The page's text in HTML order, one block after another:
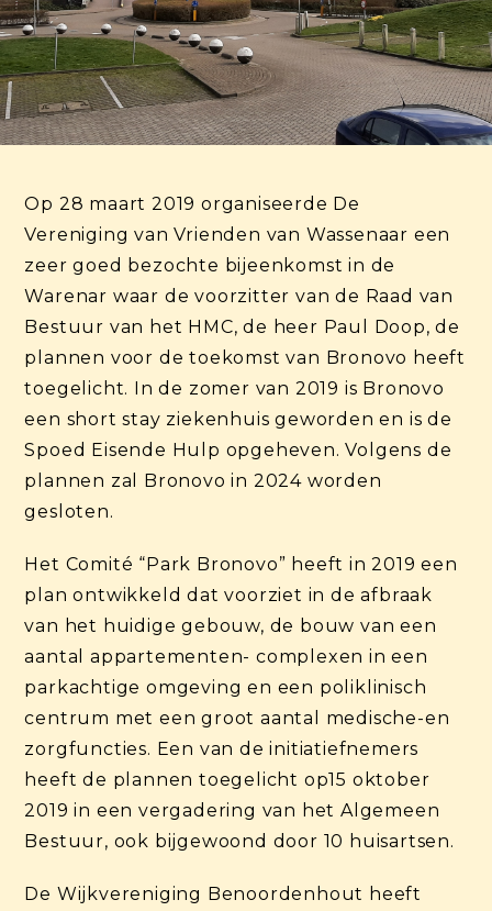
Op 28 maart 2019 organiseerde De
Vereniging van Vrienden van Wassenaar een
zeer goed bezochte bijeenkomst in de
Warenar waar de voorzitter van de Raad van
Bestuur van het HMC, de heer Paul Doop, de
plannen voor de toekomst van Bronovo heeft
toegelicht. In de zomer van 2019 is Bronovo
een short stay ziekenhuis geworden en is de
Spoed Eisende Hulp opgeheven. Volgens de
plannen zal Bronovo in 2024 worden
gesloten.
Het Comité “Park Bronovo” heeft in 2019 een
plan ontwikkeld dat voorziet in de afbraak
van het huidige gebouw, de bouw van een
aantal appartementen- complexen in een
parkachtige omgeving en een poliklinisch
centrum met een groot aantal medische-en
zorgfuncties. Een van de initiatiefnemers
heeft de plannen toegelicht op15 oktober
2019 in een vergadering van het Algemeen
Bestuur, ook bijgewoond door 10 huisartsen.
De Wijkvereniging Benoordenhout heeft